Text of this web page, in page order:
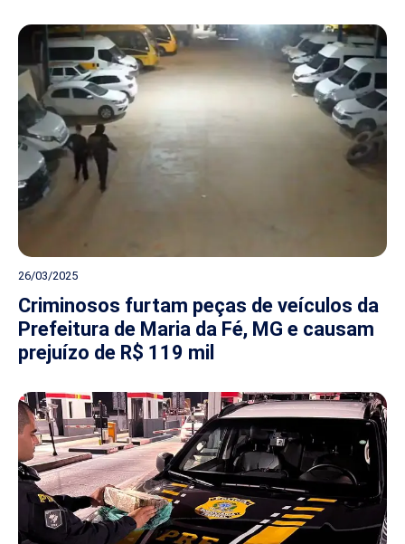
26/03/2025
Criminosos furtam peças de veículos da
Prefeitura de Maria da Fé, MG e causam
prejuízo de R$ 119 mil